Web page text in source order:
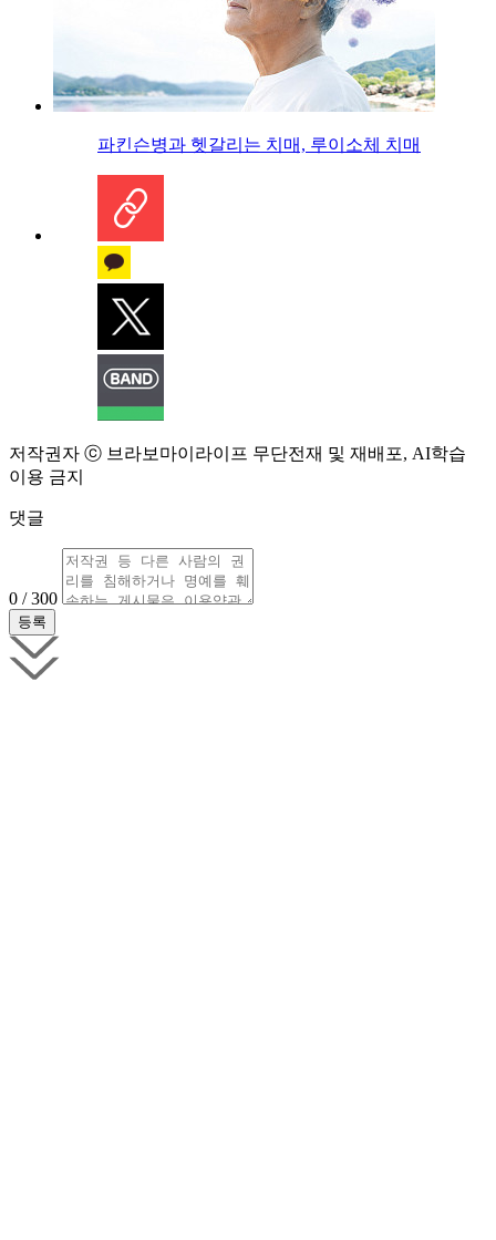
파킨슨병과 헷갈리는 치매, 루이소체 치매
저작권자 ⓒ 브라보마이라이프 무단전재 및 재배포, AI학습
이용 금지
댓글
0 / 300